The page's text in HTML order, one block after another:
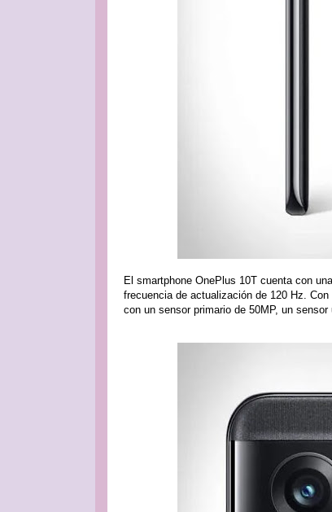
El smartphone OnePlus 10T cuenta con
frecuencia de actualización de 120 Hz.
con un sensor primario de 50MP, un